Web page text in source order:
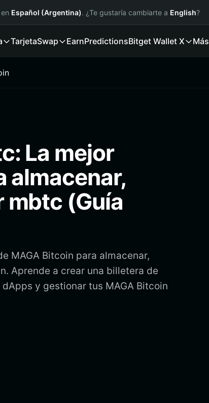
Español (Argentina). ¿Te gustaría cambiarte a English?
TarjetaSwap EarnPredictionsBitget Wallet X Más
La mejor
almacenar,
mbtc (Guía
MAGA Bitcoin para almacenar,
Aprende a crear una billetera de
y gestionar tus MAGA Bitcoin